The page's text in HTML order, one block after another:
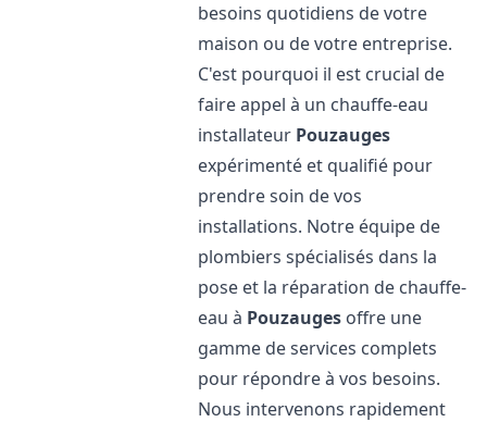
besoins quotidiens de votre
maison ou de votre entreprise.
C'est pourquoi il est crucial de
faire appel à un chauffe-eau
installateur Pouzauges
expérimenté et qualifié pour
prendre soin de vos
installations. Notre équipe de
plombiers spécialisés dans la
pose et la réparation de chauffe-
eau à Pouzauges offre une
gamme de services complets
pour répondre à vos besoins.
Nous intervenons rapidement